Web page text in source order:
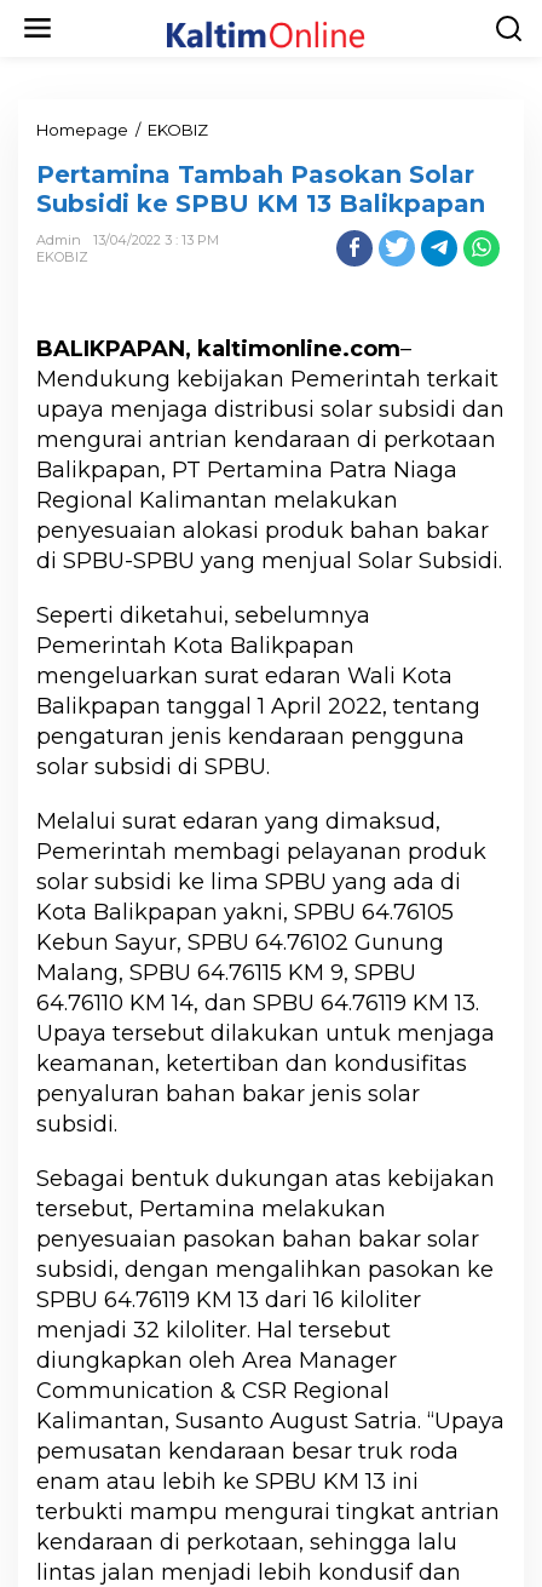
Homepage / EKOBIZ
Pertamina Tambah Pasokan Solar
Subsidi ke SPBU KM 13 Balikpapan
Admin
13/04/2022 3 : 13 PM
EKOBIZ
BALIKPAPAN, kaltimonline.com–
Mendukung kebijakan Pemerintah terkait
upaya menjaga distribusi solar subsidi dan
mengurai antrian kendaraan di perkotaan
Balikpapan, PT Pertamina Patra Niaga
Regional Kalimantan melakukan
penyesuaian alokasi produk bahan bakar
di SPBU-SPBU yang menjual Solar Subsidi.
Seperti diketahui, sebelumnya
Pemerintah Kota Balikpapan
mengeluarkan surat edaran Wali Kota
Balikpapan tanggal 1 April 2022, tentang
pengaturan jenis kendaraan pengguna
solar subsidi di SPBU.
Melalui surat edaran yang dimaksud,
Pemerintah membagi pelayanan produk
solar subsidi ke lima SPBU yang ada di
Kota Balikpapan yakni, SPBU 64.76105
Kebun Sayur, SPBU 64.76102 Gunung
Malang, SPBU 64.76115 KM 9, SPBU
64.76110 KM 14, dan SPBU 64.76119 KM 13.
Upaya tersebut dilakukan untuk menjaga
keamanan, ketertiban dan kondusifitas
penyaluran bahan bakar jenis solar
subsidi.
Sebagai bentuk dukungan atas kebijakan
tersebut, Pertamina melakukan
penyesuaian pasokan bahan bakar solar
subsidi, dengan mengalihkan pasokan ke
SPBU 64.76119 KM 13 dari 16 kiloliter
menjadi 32 kiloliter. Hal tersebut
diungkapkan oleh Area Manager
Communication & CSR Regional
Kalimantan, Susanto August Satria. “Upaya
pemusatan kendaraan besar truk roda
enam atau lebih ke SPBU KM 13 ini
terbukti mampu mengurai tingkat antrian
kendaraan di perkotaan, sehingga lalu
lintas jalan menjadi lebih kondusif dan